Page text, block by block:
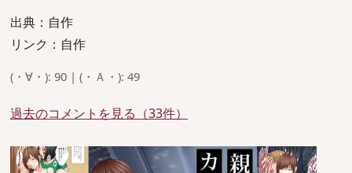
出典：自作
リンク：自作
(・∀・): 90 | (・Ａ・): 49
過去のコメントを見る（33件）